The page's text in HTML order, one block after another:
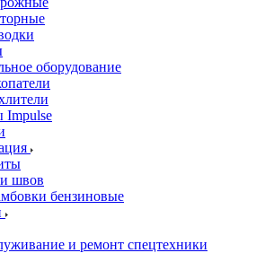
оборудование
Impulse
швов
бензиновые
и ремонт спецтехники